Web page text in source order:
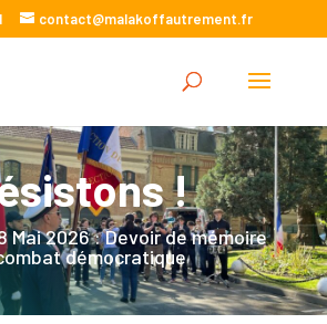
contact@malakoffautrement.fr
!
Mai 2026 : Devoir de mémoire
démocratique